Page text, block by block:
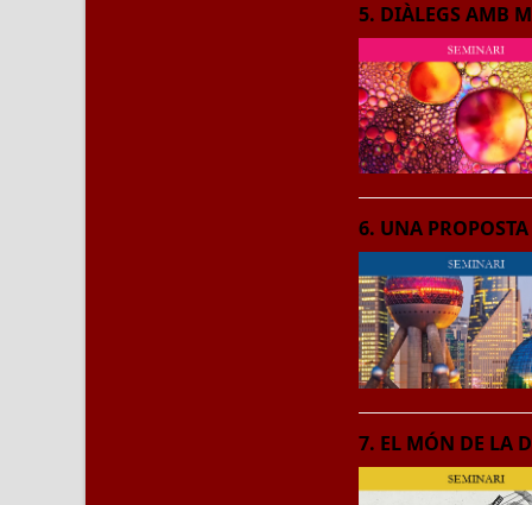
5. DIÀLEGS AMB
6. UNA
7. EL MÓN DE LA